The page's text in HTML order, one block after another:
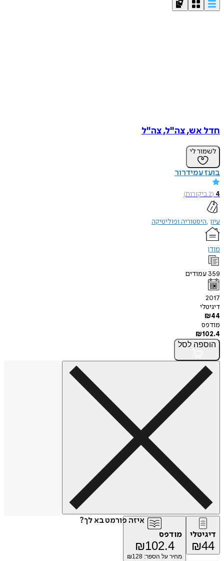
חדל אש, צה"ל, צה"ל
לשמור לי
בועז עמידרור
4
(
2ביקורות)
עיון היסטוריה ופוליטיקה
מודן
359 עמודים
2017
דיגיטלי
₪44
מודפס
₪102.4
הוספה לסל
איזה פורמט בא לך?
דיגיטלי
₪44
מודפס
₪102.4
מחיר על הספר: ₪ 128